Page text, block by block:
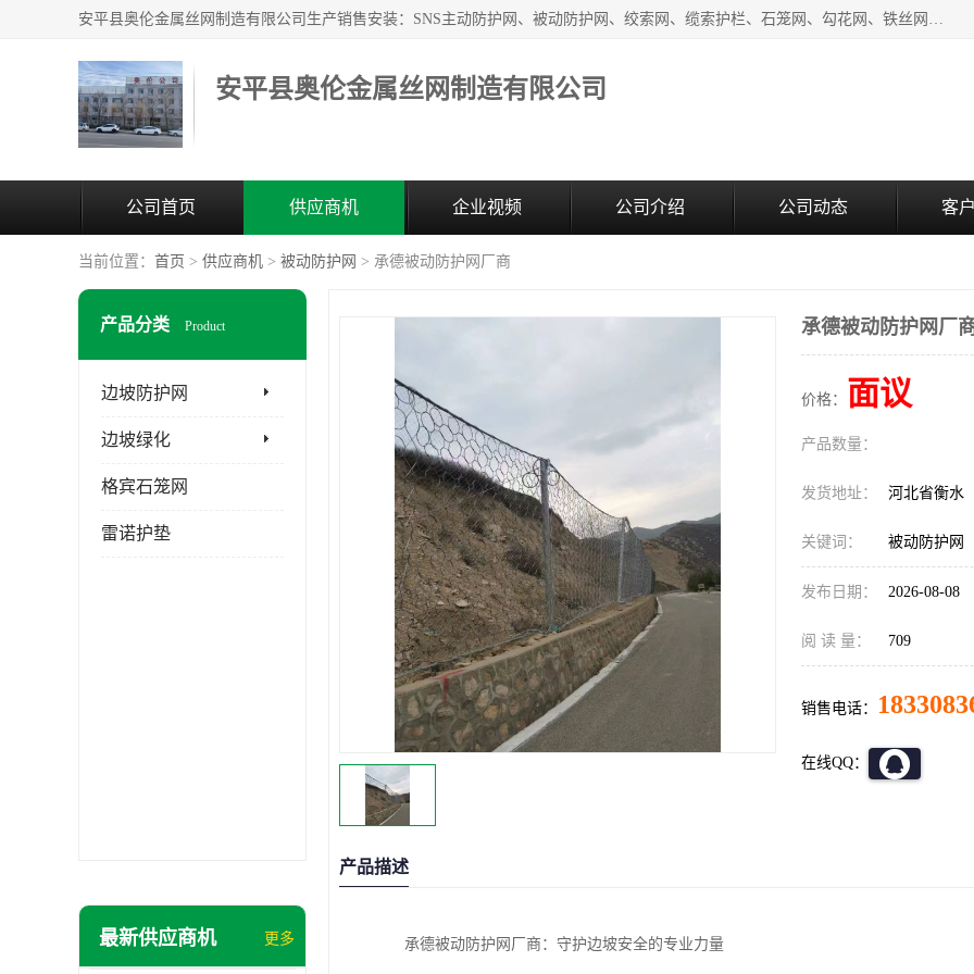
安平县奥伦金属丝网制造有限公司生产销售安装：SNS主动防护网、被动防护网、绞索网、缆索护栏、石笼网、勾花网、铁丝网、电焊网、土工格栅、土工格室、刀片刺绳、刺绳、护栏网、防眩网、防抛网、隔离栅、声屏障、锌钢市政护栏、爬架网;生产、销售:钛克网、轧花网、六角网、钢筋网、不锈钢网等丝网制品。
安平县奥伦金属丝网制造有限公司
公司首页 供应商机 企业视频 公司介绍 公司动态 客
当前位置： 首页 > 供应商机 > 被动防护网 > 承德被动防护网厂商
产品分类 Product
边坡防护网
边坡绿化
格宾石笼网
雷诺护垫
最新供应商机 更多
承德被动防护网厂
价格： 面议
产品数量：
发货地址： 河北省衡水
关键词： 被动防护网
发布日期： 2026-08-08
阅 读 量： 709
销售电话：
在线QQ：
产品描述
承德被动防护网厂商：守护边坡安全的专业力量